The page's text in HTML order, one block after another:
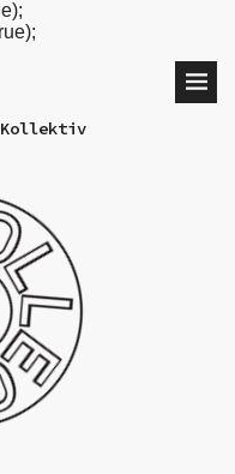
Kollektiv